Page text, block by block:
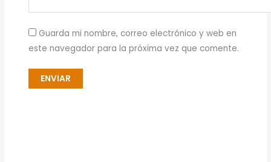
Guarda mi nombre, correo electrónico y web en
este navegador para la próxima vez que comente.